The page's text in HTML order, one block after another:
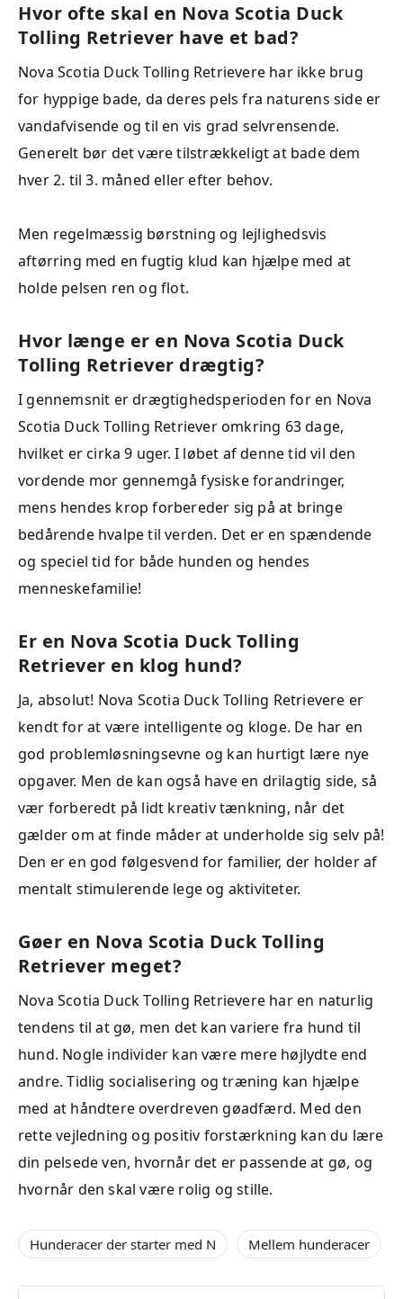
Hvor ofte skal en Nova Scotia Duck
Tolling Retriever have et bad?
Nova Scotia Duck Tolling Retrievere har ikke brug
for hyppige bade, da deres pels fra naturens side er
vandafvisende og til en vis grad selvrensende.
Generelt bør det være tilstrækkeligt at bade dem
hver 2. til 3. måned eller efter behov.
Men regelmæssig børstning og lejlighedsvis
aftørring med en fugtig klud kan hjælpe med at
holde pelsen ren og flot.
Hvor længe er en Nova Scotia Duck
Tolling Retriever drægtig?
I gennemsnit er drægtighedsperioden for en Nova
Scotia Duck Tolling Retriever omkring 63 dage,
hvilket er cirka 9 uger. I løbet af denne tid vil den
vordende mor gennemgå fysiske forandringer,
mens hendes krop forbereder sig på at bringe
bedårende hvalpe til verden. Det er en spændende
og speciel tid for både hunden og hendes
menneskefamilie!
Er en Nova Scotia Duck Tolling
Retriever en klog hund?
Ja, absolut! Nova Scotia Duck Tolling Retrievere er
kendt for at være intelligente og kloge. De har en
god problemløsningsevne og kan hurtigt lære nye
opgaver. Men de kan også have en drilagtig side, så
vær forberedt på lidt kreativ tænkning, når det
gælder om at finde måder at underholde sig selv på!
Den er en god følgesvend for familier, der holder af
mentalt stimulerende lege og aktiviteter.
Gøer en Nova Scotia Duck Tolling
Retriever meget?
Nova Scotia Duck Tolling Retrievere har en naturlig
tendens til at gø, men det kan variere fra hund til
hund. Nogle individer kan være mere højlydte end
andre. Tidlig socialisering og træning kan hjælpe
med at håndtere overdreven gøadfærd. Med den
rette vejledning og positiv forstærkning kan du lære
din pelsede ven, hvornår det er passende at gø, og
hvornår den skal være rolig og stille.
Hunderacer der starter med N Mellem hunderacer